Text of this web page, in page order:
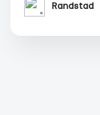
Randstad